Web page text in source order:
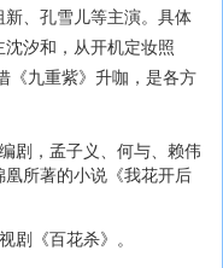
、孔雪儿等主演。具体
汐和，从开机定妆照
《九重紫》升咖，是各方
剧，孟子义、何与、赖伟
所著的小说《我花开后
剧《百花杀》。